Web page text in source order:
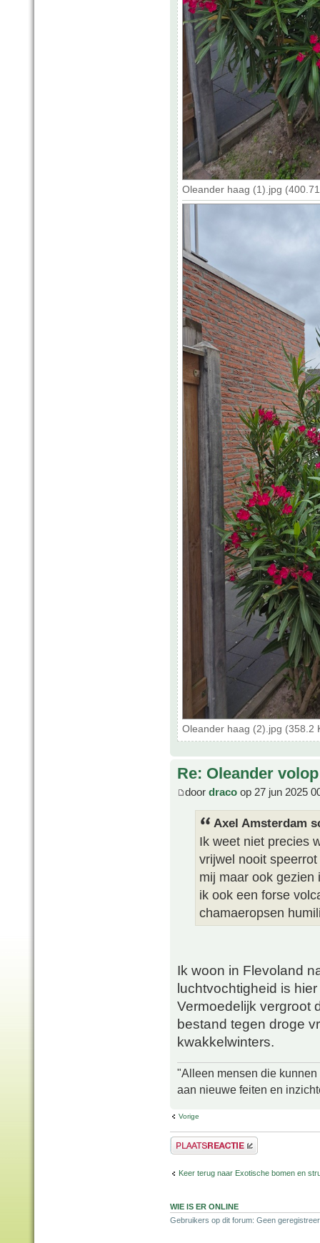
Oleander haag (1).jpg
Oleander haag (2).jpg (358.2
Re: Oleander
door draco op 27 jun 2025
Axel Amsterdam
Ik weet niet precies
vrijwel nooit
mij maar ook gezien
ik ook een forse
chamaeropsen
Ik woon in Flevoland
luchtvochtigheid is
Vermoedelijk vergroot
bestand tegen droge
kwakkelwinters.
"Alleen mensen die
aan nieuwe feiten en
Vorige
Plaats een reactie
Keer terug naar Exotische bomen en
WIE IS ER ONLINE
Gebruikers op dit forum: Geen